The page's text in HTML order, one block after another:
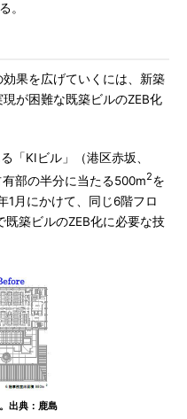
。
果を広げていくには、新築
が困難な既築ビルのZEB化
「KIビル」（港区赤坂、
部の半分に当たる500m2を
1月にかけて、同じ6階フロ
築ビルのZEB化に必要な技
出典：鹿島